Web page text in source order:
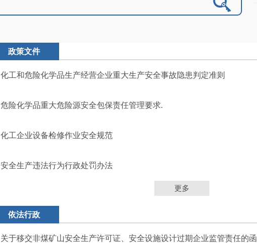
政策文件
化工和危险化学品生产经营企业重大生产安全事故隐患判定准则
危险化学品重大危险源安全包保责任管理要求.
化工企业设备检修作业安全规范
安全生产违法行为行政处罚办法
更多
依法行政
关于移交非煤矿山安全生产许可证、安全设施设计过期企业监管责任的函